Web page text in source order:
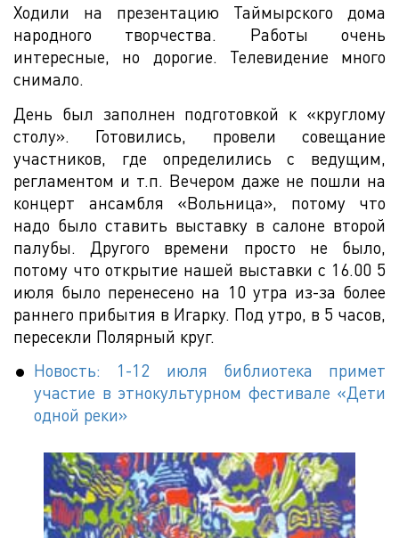
Ходили на презентацию Таймырского дома
народного творчества. Работы очень
интересные, но дорогие. Телевидение много
снимало.
День был заполнен подготовкой к «круглому
столу». Готовились, провели совещание
участников, где определились с ведущим,
регламентом и т.п. Вечером даже не пошли на
концерт ансамбля «Вольница», потому что
надо было ставить выставку в салоне второй
палубы. Другого времени просто не было,
потому что открытие нашей выставки с 16.00 5
июля было перенесено на 10 утра из-за более
раннего прибытия в Игарку. Под утро, в 5 часов,
пересекли Полярный круг.
Новость: 1-12 июля библиотека примет
участие в этнокультурном фестивале «Дети
одной реки»